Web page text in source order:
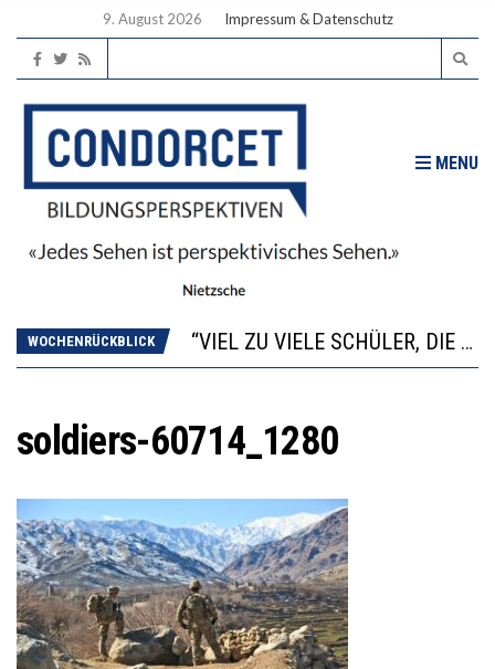
9. August 2026 Impressum & Datenschutz
MENU
WOCHENRÜCKBLICK
“VIEL ZU VIELE SCHÜLER, DIE GEMESSEN AN IHREN FÄHIGKEITEN GAR NICHT ANS GYMNASIUM GEHÖREN”
DIE GANZE HILFLOSIGKEIT DES BILDUNGSBÜRGERTUMS
soldiers-60714_1280